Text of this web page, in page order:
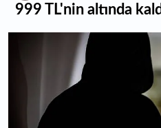
999 TL'nin altında